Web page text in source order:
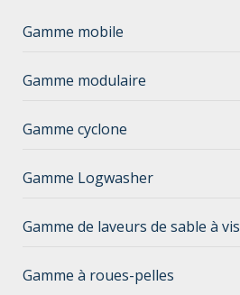
Gamme mobile
Gamme modulaire
Gamme cyclone
Gamme Logwasher
Gamme de laveurs de sable à vis
Gamme à roues-pelles